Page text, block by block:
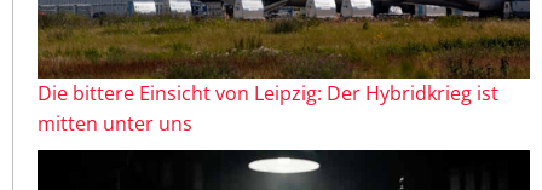
Die bittere Einsicht von Leipzig: Der Hybridkrieg ist
mitten unter uns